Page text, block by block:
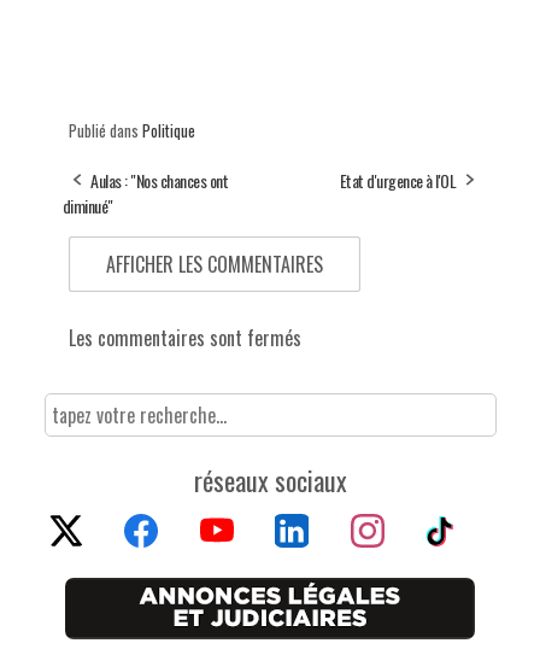
Publié dans Politique
Aulas : "Nos chances ont
diminué"
Etat d'urgence à l'OL
AFFICHER LES COMMENTAIRES
Les commentaires sont fermés
réseaux sociaux